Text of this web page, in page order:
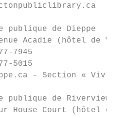
publique de Dieppe
Acadie (hôtel de
7945
5015
– Section « Vivre
publique de Riverview
House Court (hôtel de